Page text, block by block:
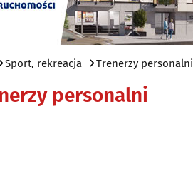
Sport, rekreacja Trenerzy personalni
personalni